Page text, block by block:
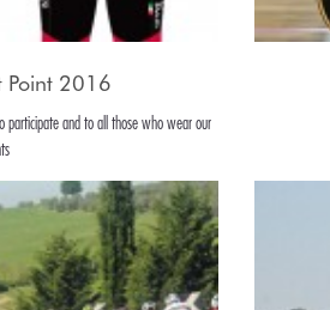
Point 2016
participate and to all those who wear our